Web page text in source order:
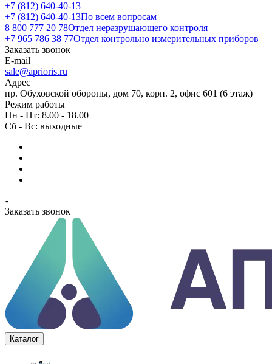
+7 (812) 640-40-13
+7 (812) 640-40-13По всем вопросам
8 800 777 20 78Отдел неразрушающего контроля
+7 965 786 38 77Отдел контрольно измерительных приборов
Заказать звонок
E-mail
sale@aprioris.ru
Адрес
пр. Обуховской обороны, дом 70, корп. 2, офис 601 (6 этаж)
Режим работы
Пн - Пт: 8.00 - 18.00
Сб - Вс: выходные
Заказать звонок
Каталог